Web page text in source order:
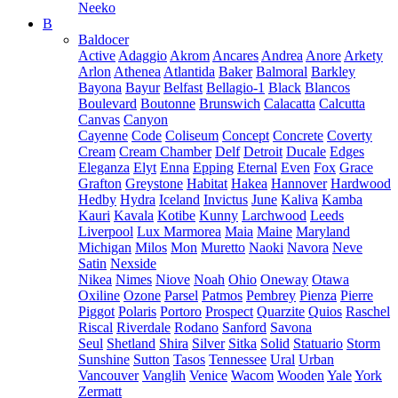
Neeko
B
Baldocer
Active Adaggio Akrom Ancares Andrea Anore Arkety
Arlon Athenea Atlantida Baker Balmoral Barkley
Bayona Bayur Belfast Bellagio-1 Black Blancos
Boulevard Boutonne Brunswich Calacatta Calcutta
Canvas Canyon
Cayenne Code Coliseum Concept Concrete Coverty
Cream Cream Chamber Delf Detroit Ducale Edges
Eleganza Elyt Enna Epping Eternal Even Fox Grace
Grafton Greystone Habitat Hakea Hannover Hardwood
Hedby Hydra Iceland Invictus June Kaliva Kamba
Kauri Kavala Kotibe Kunny Larchwood Leeds
Liverpool Lux Marmorea Maia Maine Maryland
Michigan Milos Mon Muretto Naoki Navora Neve
Satin Nexside
Nikea Nimes Niove Noah Ohio Oneway Otawa
Oxiline Ozone Parsel Patmos Pembrey Pienza Pierre
Piggot Polaris Portoro Prospect Quarzite Quios Raschel
Riscal Riverdale Rodano Sanford Savona
Seul Shetland Shira Silver Sitka Solid Statuario Storm
Sunshine Sutton Tasos Tennessee Ural Urban
Vancouver Vanglih Venice Wacom Wooden YaleYork
Zermatt